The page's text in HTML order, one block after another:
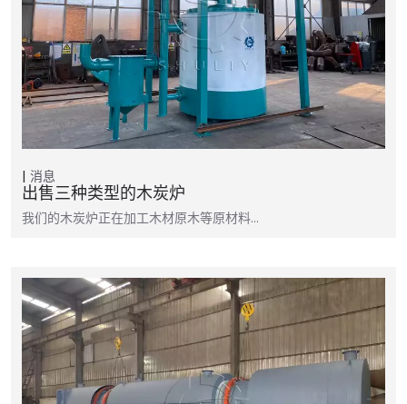
消息
出售三种类型的木炭炉
我们的木炭炉正在加工木材原木等原材料...